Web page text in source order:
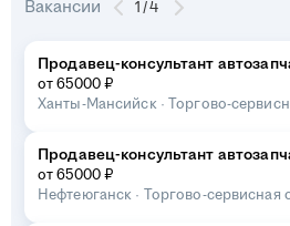
Вакансии 1/4
Продавец-консультант
от 65000 ₽
Ханты-Мансийск·Торгово-
Продавец-консультант
от 65000 ₽
Нефтеюганск · Торгово-сервисная